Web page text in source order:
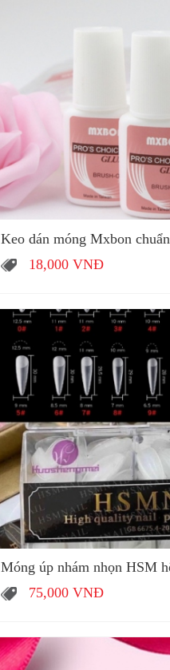
Keo dán móng Mxbon
18,000 VNĐ
Móng úp nhám nhọn HSM
75,000 VNĐ